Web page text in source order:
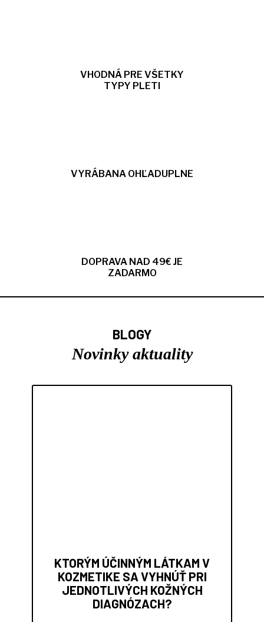
VHODNÁ PRE VŠETKY
TYPY PLETI
VYRÁBANA OHĽADUPLNE
DOPRAVA NAD 49€ JE
ZADARMO
BLOGY
Novinky aktuality
KTORÝM ÚČINNÝM LÁTKAM V
KOZMETIKE SA VYHNÚŤ PRI
JEDNOTLIVÝCH KOŽNÝCH
DIAGNÓZACH?